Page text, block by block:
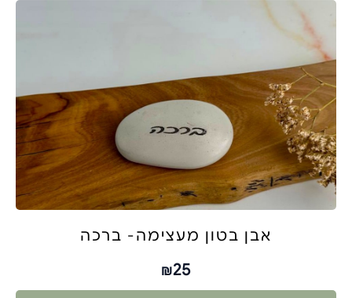
אבן בטון מעצימה- ברכה
₪25